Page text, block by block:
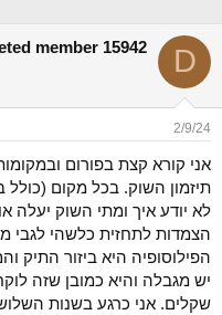
ו
ש
א
א
D
member 15942
2/9/24
אני קורא קצת בפורום
תיזמון השוק. בכל מקום
לא יודע איך ומתי השוק יעלה
הצמדות לתחזית כלשהי לגבי
הפילוסופיה היא ביזור התיק
יש מגבלה והיא כמובן שזה
שקלים. אני כרגע בשנות